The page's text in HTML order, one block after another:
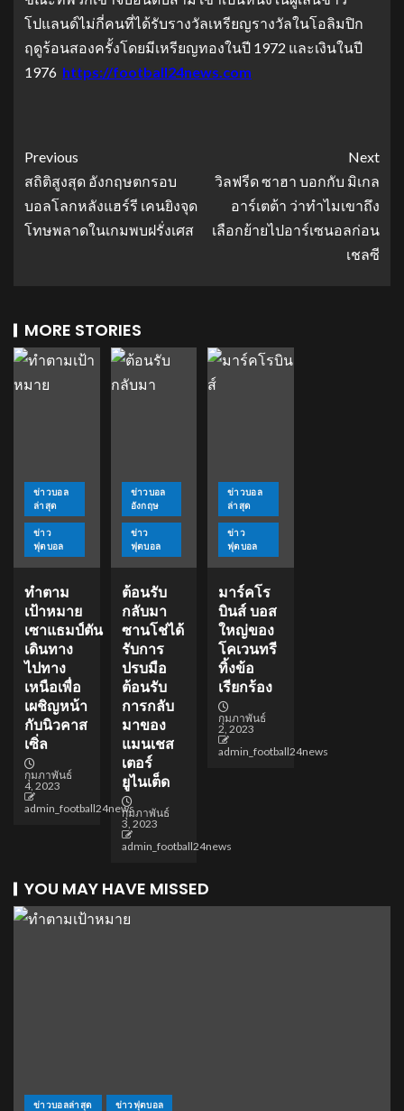
โปแลนด์ไม่กี่คนที่ได้รับรางวัลเหรียญรางวัลในโอลิมปิก
ฤดูร้อนสองครั้งโดยมีเหรียญทองในปี 1972 และเงินในปี
1976 https://football24news.com
Previous
สถิติสูงสุด อังกฤษตกรอบ
บอลโลกหลังแฮร์รี เคนยิงจุด
โทษพลาดในเกมพบฝรั่งเศส
Next
วิลฟรีด ซาฮา บอกกับ มิเกล
อาร์เตต้า ว่าทำไมเขาถึง
เลือกย้ายไปอาร์เซนอลก่อน
เชลซี
MORE STORIES
ข่าวบอล
ล่าสุด
ข่าว
ฟุตบอล
ทำตาม
เป้าหมาย
เซาแธมป์ตัน
เดินทาง
ไปทาง
เหนือเพื่อ
เผชิญหน้า
กับนิวคาส
เซิ่ล
กุมภาพันธ์
4, 2023
admin_football24news
ข่าวบอล
อังกฤษ
ข่าว
ฟุตบอล
ต้อนรับ
กลับมา
ซานโช่ได้
รับการ
ปรบมือ
ต้อนรับ
การกลับ
มาของ
แมนเชส
เตอร์
ยูไนเต็ด
กุมภาพันธ์
3, 2023
admin_football24news
ข่าวบอล
ล่าสุด
ข่าว
ฟุตบอล
มาร์คโร
บินส์ บอส
ใหญ่ของ
โคเวนทรี
ทิ้งข้อ
เรียกร้อง
กุมภาพันธ์
2, 2023
admin_football24news
YOU MAY HAVE MISSED
ข่าวบอลล่าสุด ข่าวฟุตบอล